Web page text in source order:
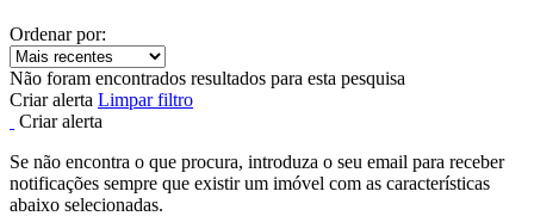
Ordenar por:
Não foram encontrados resultados para esta pesquisa
Criar alerta Limpar filtro
Criar alerta
Se não encontra o que procura, introduza o seu email para receber
notificações sempre que existir um imóvel com as características
abaixo selecionadas.